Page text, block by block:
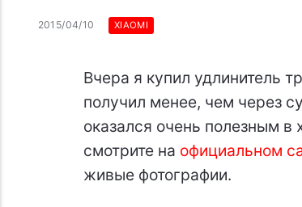
2015/04/10 XIAOMI
Вчера я купил удлинитель
получил менее, чем через
оказался очень полезным в
смотрите на официальном
живые фотографии.